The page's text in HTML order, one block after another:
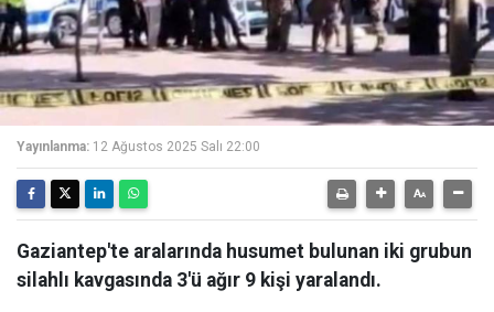
Yayınlanma: 12 Ağustos 2025 Salı 22:00
Gaziantep'te aralarında husumet bulunan iki grubun
silahlı kavgasında 3'ü ağır 9 kişi yaralandı.